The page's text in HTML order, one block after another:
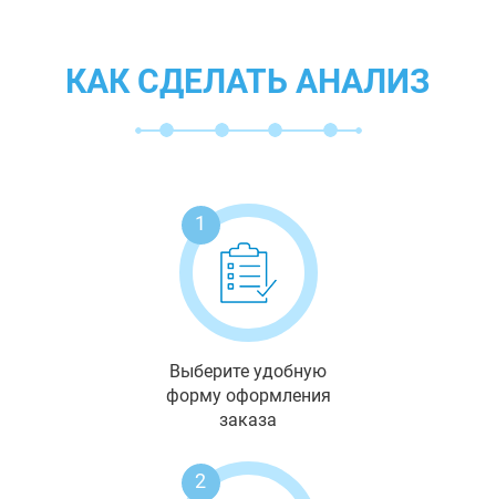
КАК СДЕЛАТЬ АНАЛИЗ
1
Выберите удобную
форму оформления
заказа
2